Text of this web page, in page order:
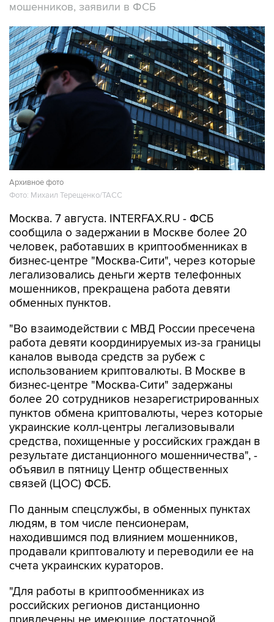
мошенников, заявили в ФСБ
Архивное фото
Фото: Михаил Терещенко/ТАСС
Москва. 7 августа. INTERFAX.RU - ФСБ
сообщила о задержании в Москве более 20
человек, работавших в криптообменниках в
бизнес-центре "Москва-Сити", через которые
легализовались деньги жертв телефонных
мошенников, прекращена работа девяти
обменных пунктов.
"Во взаимодействии с МВД России пресечена
работа девяти координируемых из-за границы
каналов вывода средств за рубеж с
использованием криптовалюты. В Москве в
бизнес-центре "Москва-Сити" задержаны
более 20 сотрудников незарегистрированных
пунктов обмена криптовалюты, через которые
украинские колл-центры легализовывали
средства, похищенные у российских граждан в
результате дистанционного мошенничества", -
объявил в пятницу Центр общественных
связей (ЦОС) ФСБ.
По данным спецслужбы, в обменных пунктах
людям, в том числе пенсионерам,
находившимся под влиянием мошенников,
продавали криптовалюту и переводили ее на
счета украинских кураторов.
"Для работы в криптообменниках из
российских регионов дистанционно